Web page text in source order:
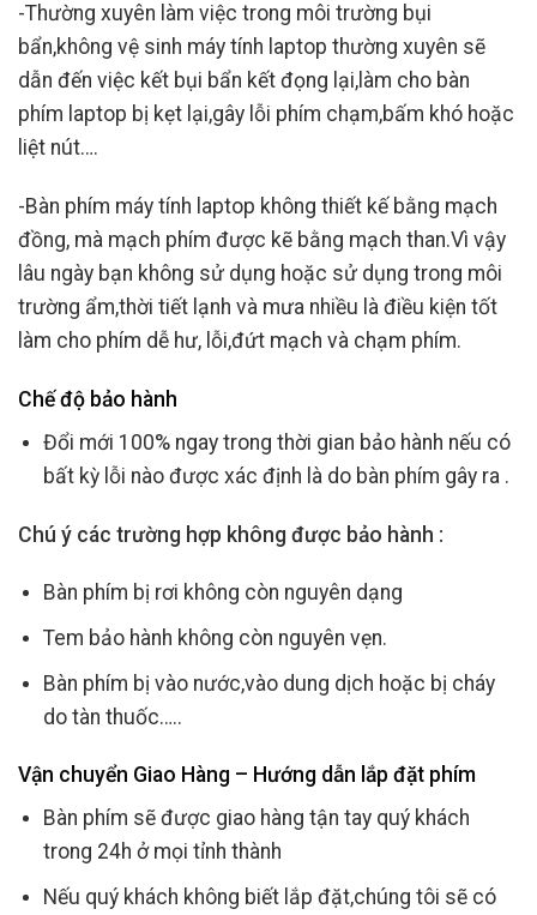
-Thường xuyên làm việc trong môi trường bụi
bẩn,không vệ sinh máy tính laptop thường xuyên sẽ
dẫn đến việc kết bụi bẩn kết đọng lại,làm cho bàn
phím laptop bị kẹt lại,gây lỗi phím chạm,bấm khó hoặc
liệt nút….
-Bàn phím máy tính laptop không thiết kế bằng mạch
đồng, mà mạch phím được kẽ bằng mạch than.Vì vậy
lâu ngày bạn không sử dụng hoặc sử dụng trong môi
trường ẩm,thời tiết lạnh và mưa nhiều là điều kiện tốt
làm cho phím dễ hư, lỗi,đứt mạch và chạm phím.
Chế độ bảo hành
Đổi mới 100% ngay trong thời gian bảo hành nếu có
bất kỳ lỗi nào được xác định là do bàn phím gây ra .
Chú ý các trường hợp không được bảo hành :
Bàn phím bị rơi không còn nguyên dạng
Tem bảo hành không còn nguyên vẹn.
Bàn phím bị vào nước,vào dung dịch hoặc bị cháy
do tàn thuốc…..
Vận chuyển Giao Hàng – Hướng dẫn lắp đặt phím
Bàn phím sẽ được giao hàng tận tay quý khách
trong 24h ở mọi tỉnh thành
Nếu quý khách không biết lắp đặt,chúng tôi sẽ có